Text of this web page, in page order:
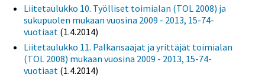
Liitetaulukko 10. Työlliset toimialan (TOL 2008) ja
sukupuolen mukaan vuosina 2009 - 2013, 15-74-
vuotiaat (1.4.2014)
Liitetaulukko 11. Palkansaajat ja yrittäjät toimialan
(TOL 2008) mukaan vuosina 2009 - 2013, 15-74-
vuotiaat (1.4.2014)